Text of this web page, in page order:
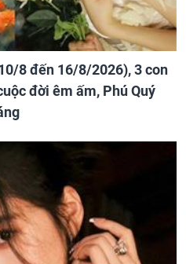
8 đến 16/8/2026), 3 con
đời êm ấm, Phú Quý